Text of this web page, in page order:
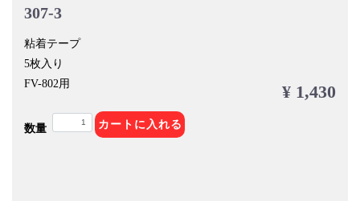
307-3
粘着テープ
5枚入り
FV-802用
¥ 1,430
数量 カートに入れる